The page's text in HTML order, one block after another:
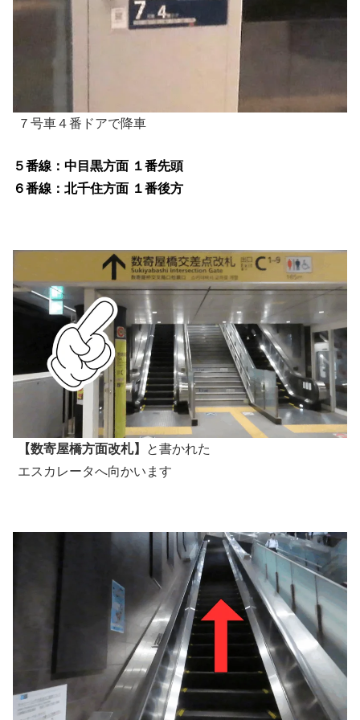
７号車４番ドアで降車
５番線：中目黒方面 １番先頭
６番線：北千住方面 １番後方
【数寄屋橋方面改札】
と書かれた
エスカレータへ向かいます